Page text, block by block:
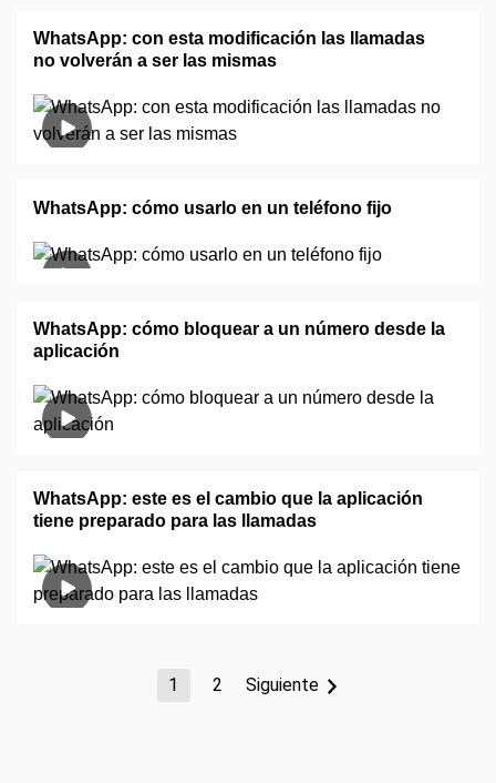
WhatsApp: con esta modificación las llamadas
no volverán a ser las mismas
WhatsApp: cómo usarlo en un teléfono fijo
WhatsApp: cómo bloquear a un número desde la
aplicación
WhatsApp: este es el cambio que la aplicación
tiene preparado para las llamadas
1 2 Siguiente